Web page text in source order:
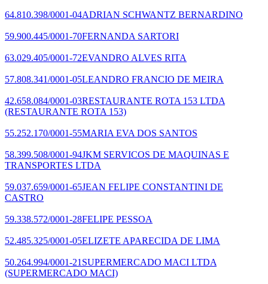
64.810.398/0001-04ADRIAN SCHWANTZ BERNARDINO
59.900.445/0001-70FERNANDA SARTORI
63.029.405/0001-72EVANDRO ALVES RITA
57.808.341/0001-05LEANDRO FRANCIO DE MEIRA
42.658.084/0001-03RESTAURANTE ROTA 153 LTDA
(RESTAURANTE ROTA 153)
55.252.170/0001-55MARIA EVA DOS SANTOS
58.399.508/0001-94JKM SERVICOS DE MAQUINAS E
TRANSPORTES LTDA
59.037.659/0001-65JEAN FELIPE CONSTANTINI DE
CASTRO
59.338.572/0001-28FELIPE PESSOA
52.485.325/0001-05ELIZETE APARECIDA DE LIMA
50.264.994/0001-21 SUPERMERCADO MACI LTDA
(SUPERMERCADO MACI)